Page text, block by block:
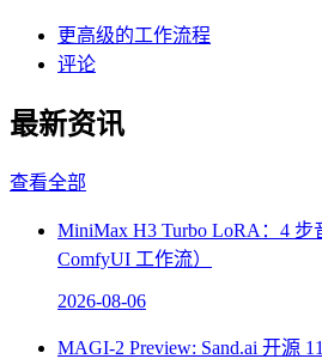
更高级的工作流程
评论
最新资讯
查看全部
MiniMax H3 Turbo LoRA：4
ComfyUI 工作流）
2026-08-06
MAGI-2 Preview: Sand.ai 开源